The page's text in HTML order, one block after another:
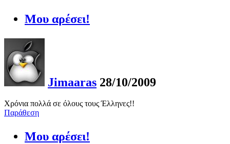
Μου αρέσει!
Jimaaras 28/10/2009
Χρόνια πολλά σε όλους τους Έλληνες!!
Παράθεση
Μου αρέσει!